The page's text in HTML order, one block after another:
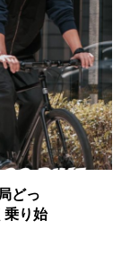
どっ
乗り始